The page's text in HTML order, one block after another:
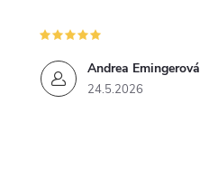
Andrea Emingerová
24.5.2026